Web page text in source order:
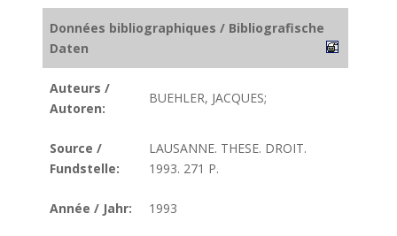
Données bibliographiques / Bibliografische
Daten
Auteurs /
Autoren:
BUEHLER, JACQUES;
Source /
Fundstelle:
LAUSANNE. THESE. DROIT.
1993. 271 P.
Année / Jahr: 1993